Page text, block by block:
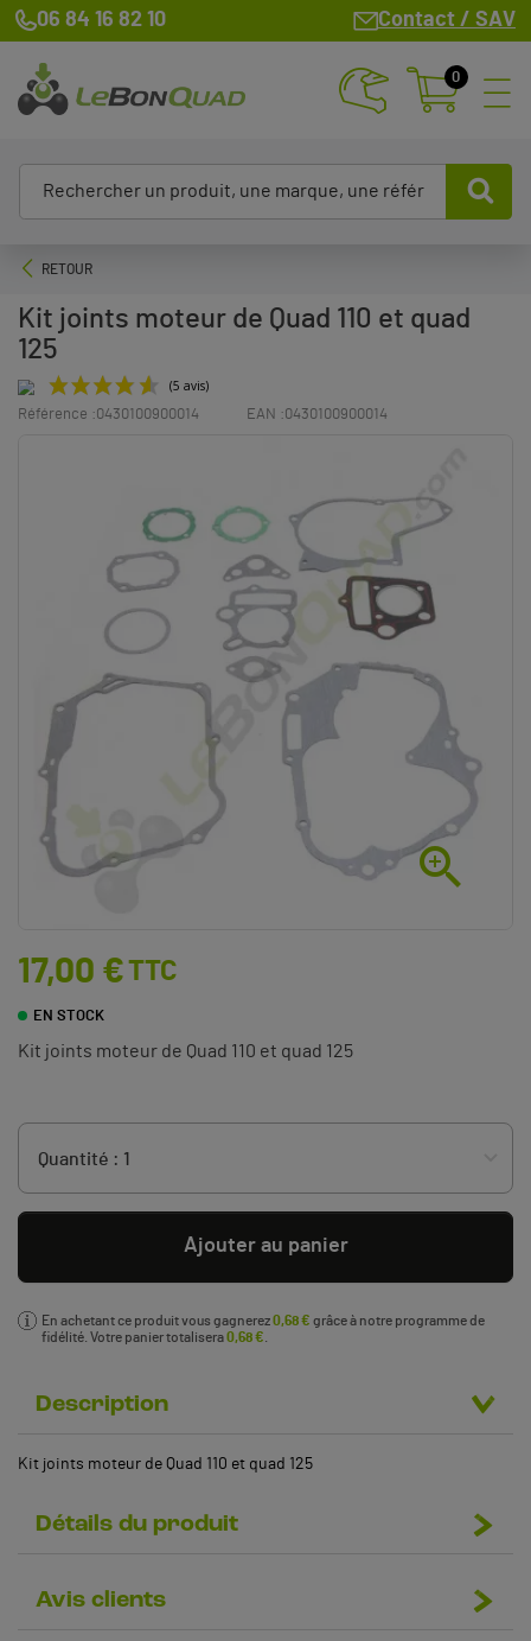
06 84 16 82 10 Contact / SAV
0
RETOUR
Kit joints moteur de Quad 110 et quad
125
Référence :0430100900014 EAN :0430100900014

17,00 €TTC
EN STOCK
Kit joints moteur de Quad 110 et quad 125
Ajouter au panier
En achetant ce produit vous gagnerez0,68 € grâce à notre programme de
fidélité. Votre panier totalisera0,68 €
Description
Kit joints moteur de Quad 110 et quad 125
Détails du produit
Avis clients